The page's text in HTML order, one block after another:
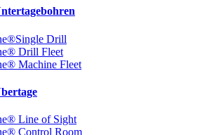
Drill
Drill Fleet
Machine Fleet
Line of Sight
Control Room